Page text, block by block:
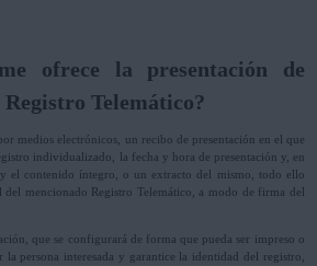
ofrece la presentación de
Registro Telemático?
medios electrónicos, un recibo de presentación en el que
individualizado, la fecha y hora de presentación y, en
el contenido íntegro, o un extracto del mismo, todo ello
mencionado Registro Telemático, a modo de firma del
que se configurará de forma que pueda ser impreso o
persona interesada y garantice la identidad del registro,